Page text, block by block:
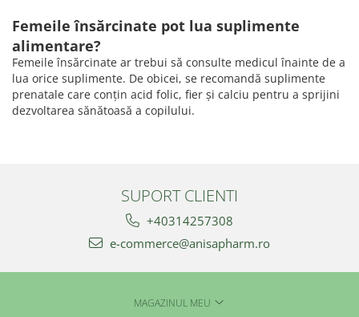
Femeile însărcinate pot lua suplimente
alimentare?
Femeile însărcinate ar trebui să consulte medicul înainte de a
lua orice suplimente. De obicei, se recomandă suplimente
prenatale care conțin acid folic, fier și calciu pentru a sprijini
dezvoltarea sănătoasă a copilului.
SUPORT CLIENTI
+40314257308
e-commerce@anisapharm.ro
MAGAZINUL MEU